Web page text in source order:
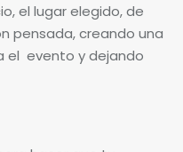
el lugar elegido, de
pensada, creando una
el evento y dejando